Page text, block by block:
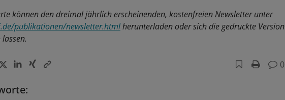
können den dreimal jährlich erscheinenden, kostenfreien Newsletter unter
publikationen/newsletter.htmlherunterladen oder sich die gedruckte Version
0